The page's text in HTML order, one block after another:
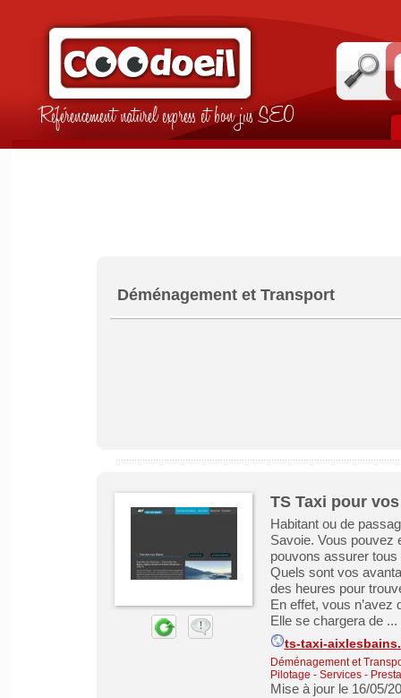
Référencement naturel express et bon jus SEO
Déménagement et Transport
TS Taxi pour
Habitant ou de
Savoie. Vous pouvez
pouvons assurer
Quels sont vos
des heures pour
En effet, vous n’avez
Elle se chargera de ...
ts-taxi-
Déménagement et
Pilotage - Services -
Mise à jour le 16/05/